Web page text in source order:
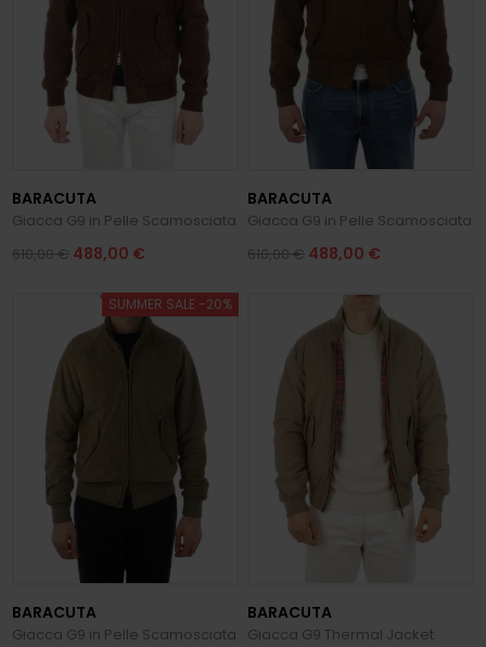
BARACUTA
Giacca G9 in Pelle Scamosciata
610,00 € 488,00 €
BARACUTA
Giacca G9 in Pelle Scamosciata
610,00 € 488,00 €
SUMMER SALE -20%
BARACUTA
Giacca G9 in Pelle Scamosciata
BARACUTA
Giacca G9 Thermal Jacket